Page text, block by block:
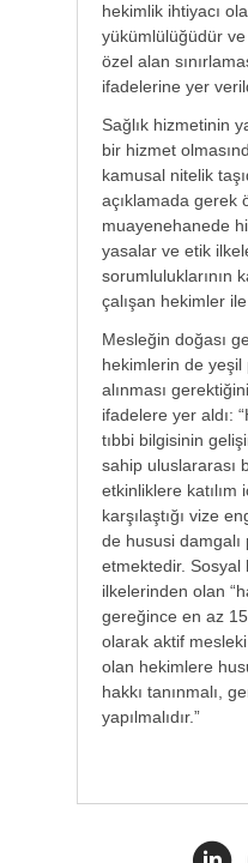
hekimlik ihtiyacı
yükümlülüğüdür
özel alan
ifadelerine yer
Sağlık hizmetinin
bir hizmet
kamusal nitelik
açıklamada gerek
muayenehanede
yasalar ve etik
sorumluluklarının
çalışan hekimler
Mesleğin doğası
hekimlerin de yeşil
alınması
ifadelere yer aldı:
tıbbi bilgisinin
sahip uluslararası
etkinliklere katılım
karşılaştığı vize
de hususi
etmektedir. Sosyal
ilkelerinden olan
gereğince en az 15
olarak aktif
olan hekimlere
hakkı tanınmalı,
yapılmalıdır.”